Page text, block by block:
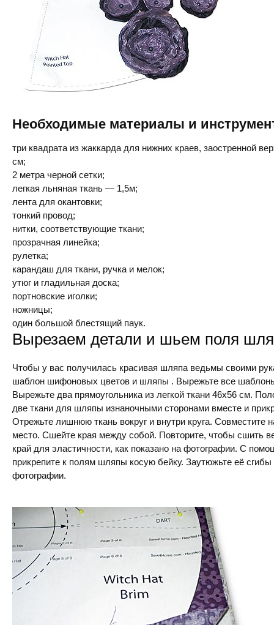
Необходимые материалы и
три квадрата из жаккарда для нижних краев, заостренной
см;
2 метра черной сетки;
легкая льняная ткань — 1,5м;
лента для окантовки;
тонкий провод;
нитки, соответствующие ткани;
прозрачная линейка;
рулетка;
карандаш для ткани, ручка и мелок;
утюг и гладильная доска;
портновские иголки;
ножницы;
один большой блестящий паук.
Вырезаем детали и шьем поля
Чтобы у вас получилась красивая шляпа ведьмы своими
шаблон шифоновых цветов и шляпы . Вырежьте все
Вырежьте два прямоугольника из легкой ткани 46х56 см.
две ткани для шляпы изнаночными сторонами вместе и
Отрежьте лишнюю ткань вокруг и внутри круга. Совместите
место. Сшейте края между собой. Повторите, чтобы сшить
край для эластичности, как показано на фотографии. С
прикрепите к полям шляпы косую бейку. Заутюжьте её сгибы
фотографии.